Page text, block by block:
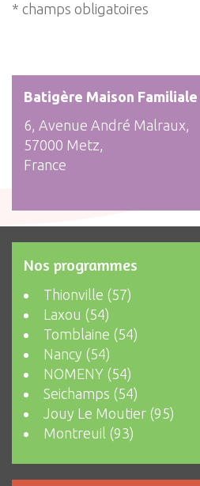
* champs obligatoires
Batigère Maison Familiale
6, Avenue André Malraux,
57000 Metz,
France
Nos programmes
Thionville (57)
Laxou (54)
Tomblaine (54)
Nancy (54)
NOMENY (54)
Seichamps (54)
Jouy Le Moutier (95)
Montreuil (93)